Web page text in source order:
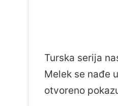
Turska serija
Melek se nađe
otvoreno